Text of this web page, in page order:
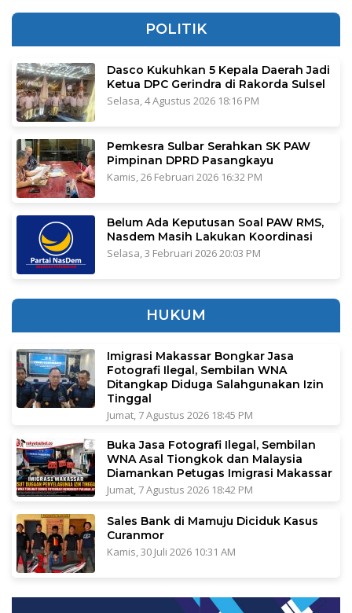
POLITIK
Dasco Kukuhkan 5 Kepala Daerah Jadi
Ketua DPC Gerindra di Rakorda Sulsel
Selasa, 4 Agustus 2026 18:16 PM
Pemkesra Sulbar Serahkan SK PAW
Pimpinan DPRD Pasangkayu
Kamis, 26 Februari 2026 16:32 PM
Belum Ada Keputusan Soal PAW RMS,
Nasdem Masih Lakukan Koordinasi
Selasa, 3 Februari 2026 20:03 PM
HUKUM
Imigrasi Makassar Bongkar Jasa
Fotografi Ilegal, Sembilan WNA
Ditangkap Diduga Salahgunakan Izin
Tinggal
Jumat, 7 Agustus 2026 18:45 PM
Buka Jasa Fotografi Ilegal, Sembilan
WNA Asal Tiongkok dan Malaysia
Diamankan Petugas Imigrasi Makassar
Jumat, 7 Agustus 2026 18:42 PM
Sales Bank di Mamuju Diciduk Kasus
Curanmor
Kamis, 30 Juli 2026 10:31 AM